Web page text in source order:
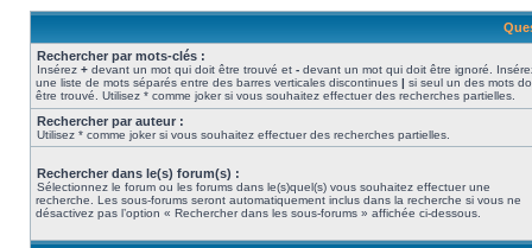
Rechercher par mots-clés :
Insérez + devant un mot qui doit être trouvé et - devant un mot qui doit être ignoré.
une liste de mots séparés entre des barres verticales discontinues | si seul un des mots
être trouvé. Utilisez * comme joker si vous souhaitez effectuer des recherches partielles.
Rechercher par auteur :
Utilisez * comme joker si vous souhaitez effectuer des recherches partielles.
Rechercher dans le(s) forum(s) :
Sélectionnez le forum ou les forums dans le(s)quel(s) vous souhaitez effectuer une
recherche. Les sous-forums seront automatiquement inclus dans la recherche si vous ne
désactivez pas l’option « Rechercher dans les sous-forums » affichée ci-dessous.